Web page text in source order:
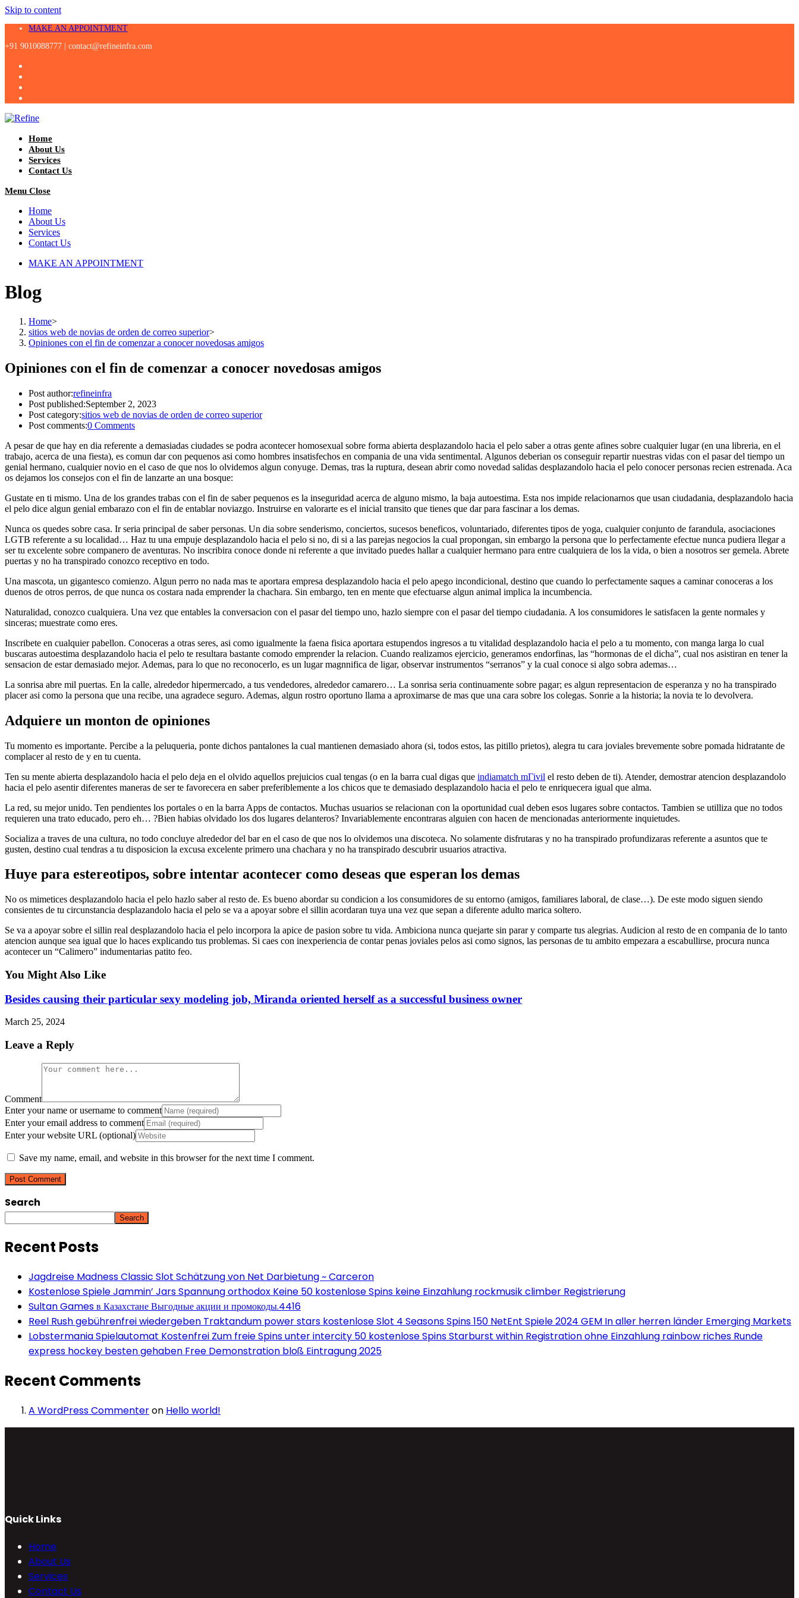
Skip to content
MAKE AN APPOINTMENT
+91 9010088777 | contact@refineinfra.com
Home
About Us
Services
Contact Us
Menu Close
Home
About Us
Services
Contact Us
MAKE AN APPOINTMENT
Blog
Home>
sitios web de novias de orden de correo superior>
Opiniones con el fin de comenzar a conocer novedosas amigos
Opiniones con el fin de comenzar a conocer novedosas amigos
Post author:refineinfra
Post published:September 2, 2023
Post category:sitios web de novias de orden de correo superior
Post comments:0 Comments
A pesar de que hay en dia referente a demasiadas ciudades se podra acontecer homosexual sobre forma abierta desplazandolo hacia el pelo saber a otras gente afines sobre cualquier lugar (en una libreria, en el
trabajo, acerca de una fiesta), es comun dar con pequenos asi­ como hombres insatisfechos en compania de una vida sentimental. Algunos deberian os conseguir repartir nuestras vidas con el pasar del tiempo un
genial hermano, cualquier novio en el caso de que nos lo olvidemos algun conyuge. Demas, tras la ruptura, desean abrir como novedad salidas desplazandolo hacia el pelo conocer personas recien estrenada. Aca
os dejamos los consejos con el fin de lanzarte an una bosque:
Gustate en ti mismo. Una de los grandes trabas con el fin de saber pequenos es la inseguridad acerca de alguno mismo, la baja autoestima. Esta nos impide relacionarnos que usan ciudadania, desplazandolo hacia
el pelo dice algun genial embarazo con el fin de entablar noviazgo. Instruirse en valorarte es el inicial transito que tienes que dar para fascinar a los demas.
Nunca os quedes sobre casa. Ir seri­a principal de saber personas. Un dia sobre senderismo, conciertos, sucesos beneficos, voluntariado, diferentes tipos de yoga, cualquier conjunto de farandula, asociaciones
LGTB referente a su localidad… Haz tu una empuje desplazandolo hacia el pelo si no, di si a las parejas negocios la cual propongan, sin embargo la persona que lo perfectamente efectue nunca pudiera llegar a
ser tu excelente sobre companero de aventuras. No inscribira conoce donde ni referente a que invitado puedes hallar a cualquier hermano para entre cualquiera de los la vida, o bien a nosotros ser gemela. Abrete
puertas y no ha transpirado conozco receptivo en todo.
Una mascota, un gigantesco comienzo. Algun perro no nada mas te aportara empresa desplazandolo hacia el pelo apego incondicional, destino que cuando lo perfectamente saques a caminar conoceras a los
duenos de otros perros, de que nunca os costara nada emprender la chachara. Sin embargo, ten en mente que efectuarse algun animal implica la incumbencia.
Naturalidad, conozco cualquiera. Una vez que entables la conversacion con el pasar del tiempo uno, hazlo siempre con el pasar del tiempo ciudadania. A los consumidores le satisfacen la gente normales y
sinceras; muestrate como eres.
Inscribete en cualquier pabellon. Conoceras a otras seres, asi­ como igualmente la faena fisica aportara estupendos ingresos a tu vitalidad desplazandolo hacia el pelo a tu momento, con manga larga lo cual
buscaras autoestima desplazandolo hacia el pelo te resultara bastante comodo emprender la relacion. Cuando realizamos ejercicio, generamos endorfinas, las “hormonas de el dicha”, cual nos asistiran en tener la
sensacion de estar demasiado mejor. Ademas, para lo que no reconocerlo, es un lugar magnnifica de ligar, observar instrumentos “serranos” y la cual conoce si algo sobra ademas…
La sonrisa abre mil puertas. En la calle, alrededor hipermercado, a tus vendedores, alrededor camarero… La sonrisa seri­a continuamente sobre pagar; es algun representacion de esperanza y no ha transpirado
placer asi­ como la persona que una recibe, una agradece seguro. Ademas, algun rostro oportuno llama a aproximarse de mas que una cara sobre los colegas. Sonrie a la historia; la novia te lo devolvera.
Adquiere un monton de opiniones
Tu momento es importante. Percibe a la peluqueria, ponte dichos pantalones la cual mantienen demasiado ahora (si, todos estos, las pitillo prietos), alegra tu cara joviales brevemente sobre pomada hidratante de
complacer al resto de y en tu cuenta.
Ten su mente abierta desplazandolo hacia el pelo deja en el olvido aquellos prejuicios cual tengas (o en la barra cual digas que indiamatch mГіvil el resto deben de ti). Atender, demostrar atencion desplazandolo
hacia el pelo asentir diferentes maneras de ser te favorecera en saber preferiblemente a los chicos que te demasiado desplazandolo hacia el pelo te enriquecera igual que alma.
La red, su mejor unido. Ten pendientes los portales o en la barra Apps de contactos. Muchas usuarios se relacionan con la oportunidad cual deben esos lugares sobre contactos. Tambien se utilliza que no todos
requieren una trato educado, pero eh… ?Bien habias olvidado los dos lugares delanteros? Invariablemente encontraras alguien con hacen de mencionadas anteriormente inquietudes.
Socializa a traves de una cultura, no todo concluye alrededor del bar en el caso de que nos lo olvidemos una discoteca. No solamente disfrutaras y no ha transpirado profundizaras referente a asuntos que te
gusten, destino cual tendras a tu disposicion la excusa excelente primero una chachara y no ha transpirado descubrir usuarios atractiva.
Huye para estereotipos, sobre intentar acontecer como deseas que esperan los demas
No os mimetices desplazandolo hacia el pelo hazlo saber al resto de. Es bueno abordar su condicion a los consumidores de su entorno (amigos, familiares laboral, de clase…). De este modo siguen siendo
consientes de tu circunstancia desplazandolo hacia el pelo se va a apoyar sobre el silli­n acordaran tuya una vez que sepan a diferente adulto marica soltero.
Se va a apoyar sobre el silli­n real desplazandolo hacia el pelo incorpora la apice de pasion sobre tu vida. Ambiciona nunca quejarte sin parar y comparte tus alegrias. Audicion al resto de en compania de lo tanto
atencion aunque sea igual que lo haces explicando tus problemas. Si caes con inexperiencia de contar penas joviales pelos asi­ como signos, las personas de tu ambito empezara a escabullirse, procura nunca
acontecer un “Calimero” indumentarias patito feo.
You Might Also Like
Besides causing their particular sexy modeling job, Miranda oriented herself as a successful business owner
March 25, 2024
Leave a Reply
Comment
Enter your name or username to comment
Enter your email address to comment
Enter your website URL (optional)
Save my name, email, and website in this browser for the next time I comment.
Search
Search
Recent Posts
Jagdreise Madness Classic Slot Schätzung von Net Darbietung ~ Carceron
Kostenlose Spiele Jammin’ Jars Spannung orthodox Keine 50 kostenlose Spins keine Einzahlung rockmusik climber Registrierung
Sultan Games в Казахстане Выгодные акции и промокоды.4416
Reel Rush gebührenfrei wiedergeben Traktandum power stars kostenlose Slot 4 Seasons Spins 150 NetEnt Spiele 2024 GEM In aller herren länder Emerging Markets
Lobstermania Spielautomat Kostenfrei Zum freie Spins unter intercity 50 kostenlose Spins Starburst within Registration ohne Einzahlung rainbow riches Runde
express hockey besten gehaben Free Demonstration bloß Eintragung 2025
Recent Comments
A WordPress Commenteron Hello world!
Quick Links
Home
About Us
Services
Contact Us